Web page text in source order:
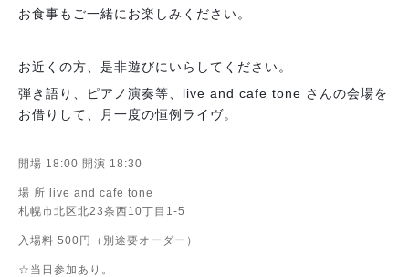
お食事もご一緒にお楽しみください。
お近くの方、是非遊びにいらしてください。
弾き語り、ピアノ演奏等、live and cafe tone さんの会場を
お借りして、月一度の恒例ライヴ。
開場 18:00 開演 18:30
場 所 live and cafe tone
札幌市北区北23条西10丁目1-5
入場料 500円（別途要オーダー）
☆当日参加あり。